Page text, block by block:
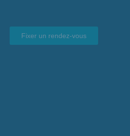
Fixer un rendez-vous